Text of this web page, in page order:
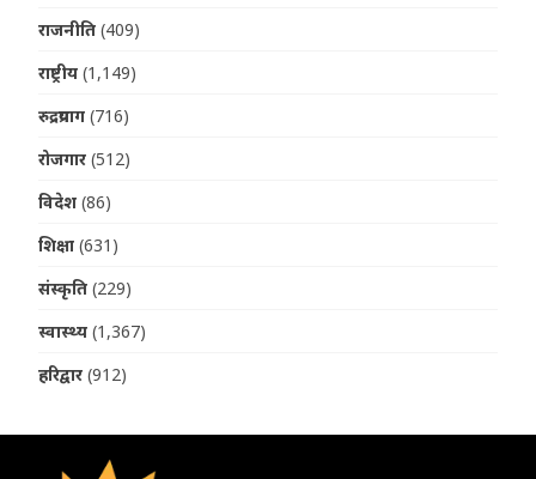
राजनीति (409)
राष्ट्रीय (1,149)
रुद्रप्रयाग (716)
रोजगार (512)
विदेश (86)
शिक्षा (631)
संस्कृति (229)
स्वास्थ्य (1,367)
हरिद्वार (912)